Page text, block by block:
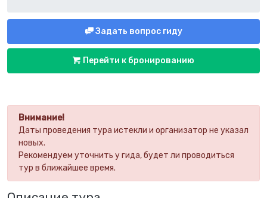
Внимание!
Даты проведения тура истекли и организатор не указал
новых.
Рекомендуем уточнить у гида, будет ли проводиться
тур в ближайшее время.
Задать вопрос гиду
Перейти к бронированию